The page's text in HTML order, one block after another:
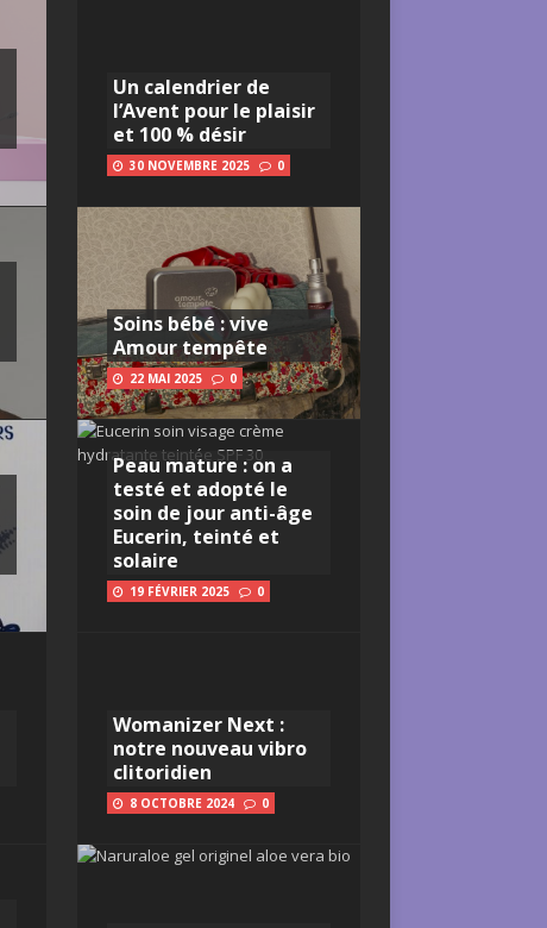
Un calendrier de
l’Avent pour le plaisir
et 100 % désir
30 NOVEMBRE 2025 0
Soins bébé : vive
Amour tempête
22 MAI 2025 0
Peau mature : on a
testé et adopté le
soin de jour anti-âge
Eucerin, teinté et
solaire
19 FÉVRIER 2025 0
Womanizer Next :
notre nouveau vibro
clitoridien
8 OCTOBRE 2024 0